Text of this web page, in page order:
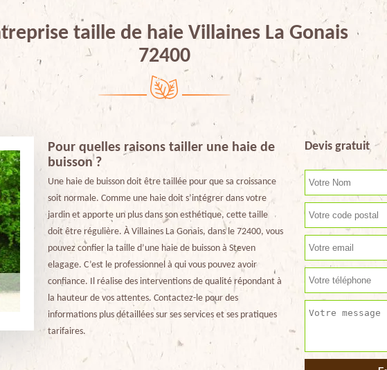
taille de haie Villaines La Gonais
72400
Pour quelles raisons tailler une haie de
buisson ?
Une haie de buisson doit être taillée pour que sa croissance
soit normale. Comme une haie doit s’intégrer dans votre
jardin et apporte un plus dans son esthétique, cette taille
doit être régulière. À Villaines La Gonais, dans le 72400, vous
pouvez confier la taille d’une haie de buisson à Steven
elagage. C’est le professionnel à qui vous pouvez avoir
confiance. Il réalise des interventions de qualité répondant à
la hauteur de vos attentes. Contactez-le pour des
informations plus détaillées sur ses services et ses pratiques
tarifaires.
Devis gratuit